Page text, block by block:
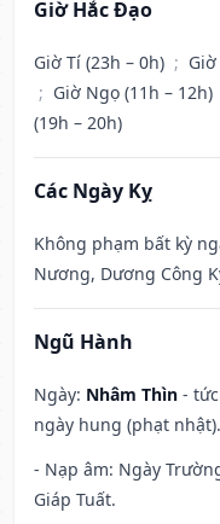
Giờ Hắc Đạo
Giờ Tí (23h – 0h) ;
; Giờ Ngọ (11h – 12h)
(19h – 20h)
Các Ngày Kỵ
Không phạm bất kỳ
Nương, Dương Công
Ngũ Hành
Ngày: Nhâm Thìn -
ngày hung (phạt nhật).
- Nạp âm: Ngày
Giáp Tuất.